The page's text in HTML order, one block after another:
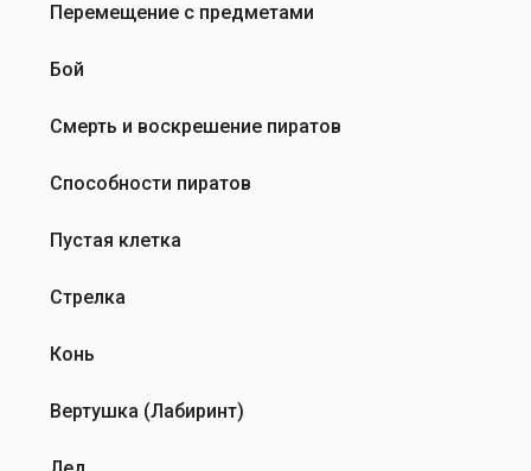
Перемещение с предметами
Бой
Смерть и воскрешение пиратов
Способности пиратов
Пустая клетка
Стрелка
Конь
Вертушка (Лабиринт)